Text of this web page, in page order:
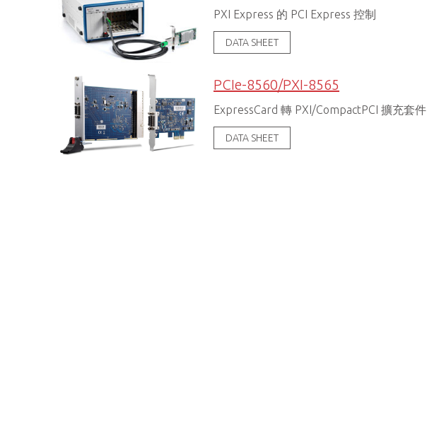
PXI Express 的 PCI Express 控制
DATA SHEET
PCIe-8560/PXI-8565
ExpressCard 轉 PXI/CompactPCI 擴充套件
DATA SHEET